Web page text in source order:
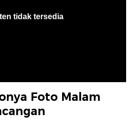
tidak tersedia
Foto Malam